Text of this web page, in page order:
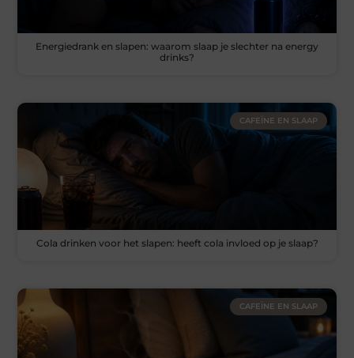
Energiedrank en slapen: waarom slaap je slechter na energy
drinks?
CAFEÏNE EN SLAAP
Cola drinken voor het slapen: heeft cola invloed op je slaap?
CAFEÏNE EN SLAAP